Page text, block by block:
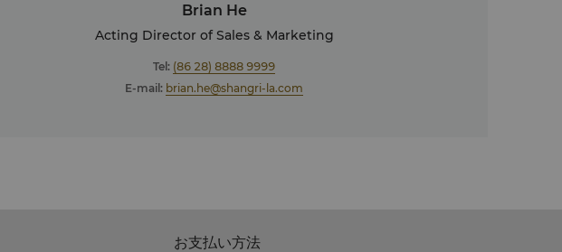
Brian He
Acting Director of Sales & Marketing
Tel: (86 28) 8888 9999
E-mail: brian.he@shangri-la.com
お支払い方法